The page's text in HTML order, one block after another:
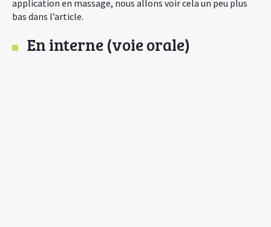
application en massage, nous allons voir cela un peu plus
bas dans l’article.
En interne (voie orale)